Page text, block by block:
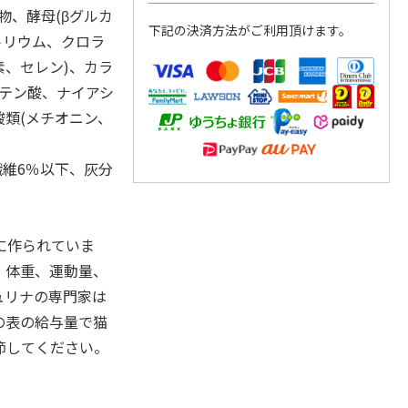
、酵母(βグルカ
ウム、クロラ
セレン)、カラ
ン酸、ナイアシ
(メチオニン、
6％以下、灰分
作られていま
重、運動量、
ナの専門家は
の給与量で猫
てください。
下記の決済方法がご利用頂けます。